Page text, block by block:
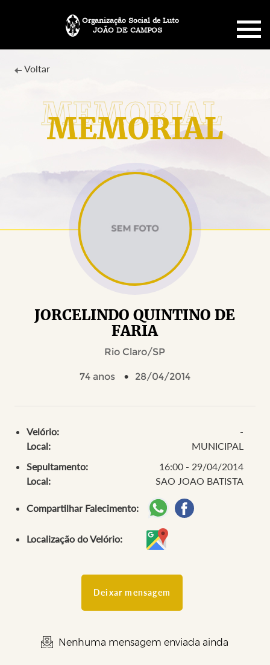
JOÃO DE CAMPOS
Organização Social de Luto
SOBRE NÓS
PLANO FUNERÁRIO
MENSAGENS
MEMORIAL
Voltar
JORCELINDO QUINTINO DE
FARIA
Rio Claro/SP
74 anos 28/04/2014
Velório:
-
Local:
MUNICIPAL
Sepultamento:
16:00 - 29/04/2014
Local:
SAO JOAO BATISTA
Compartilhar Falecimento:
Localização do Velório:
Deixar mensagem
Nenhuma mensagem enviada ainda